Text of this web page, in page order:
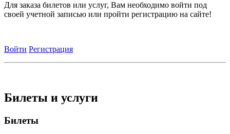
Для заказа билетов или услуг, Вам необходимо войти под
своей учетной записью или пройти регистрацию на сайте!
Войти Регистрация
Билеты и услуги
Билеты